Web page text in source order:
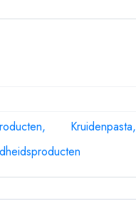
Kruidenpasta